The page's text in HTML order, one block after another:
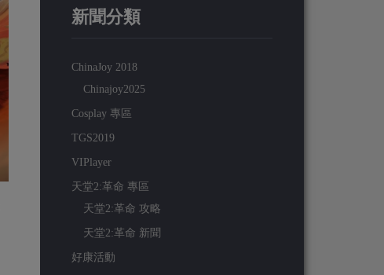
新聞分類
ChinaJoy 2018
Chinajoy2025
Cosplay 專區
TGS2019
VIPlayer
天堂2:革命 專區
天堂2:革命 攻略
天堂2:革命 新聞
好康活動